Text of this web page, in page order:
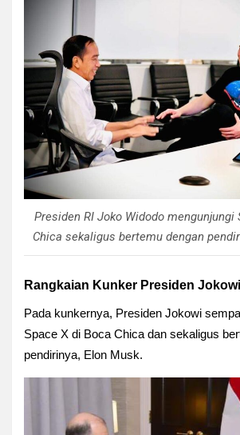
Presiden RI Joko Widodo mengunjungi
Chica sekaligus bertemu dengan
Rangkaian Kunker Presiden Jokowi
Pada kunkernya, Presiden Jokowi
Space X di Boca Chica dan sekaligus
pendirinya, Elon Musk.